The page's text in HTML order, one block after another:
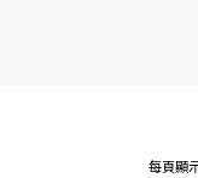
每頁顯